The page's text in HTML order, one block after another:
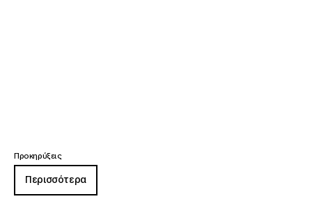
Προκηρύξεις
Περισσότερα